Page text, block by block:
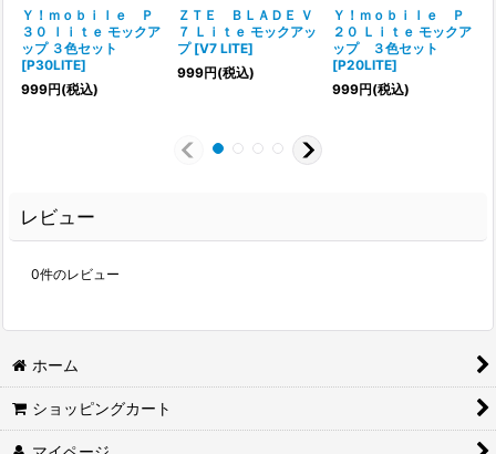
Ｙ！ｍｏｂｉｌｅ Ｐ
３０ ｌｉｔｅ モックア
ップ ３色セット
[P30LITE]
999円(税込)
ＺＴＥ ＢＬＡＤＥ Ｖ
７ Ｌｉｔｅ モックアッ
プ [V7 LITE]
999円(税込)
Ｙ！ｍｏｂｉｌｅ Ｐ
２０ Ｌｉｔｅ モックア
ップ ３色セット
[P20LITE]
999円(税込)
レビュー
0件のレビュー
ホーム
ショッピングカート